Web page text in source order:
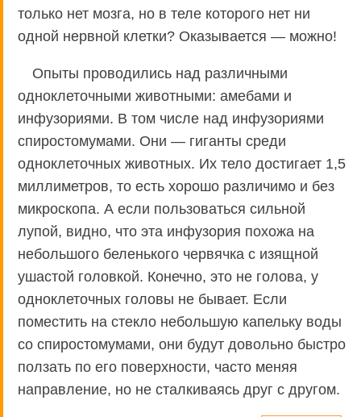
только нет мозга, но в теле которого нет ни
одной нервной клетки? Оказывается — можно!
Опыты проводились над различными
одноклеточными животными: амебами и
инфузориями. В том числе над инфузориями
спиростомумами. Они — гиганты среди
одноклеточных животных. Их тело достигает 1,5
миллиметров, то есть хорошо различимо и без
микроскопа. А если пользоваться сильной
лупой, видно, что эта инфузория похожа на
небольшого беленького червячка с изящной
ушастой головкой. Конечно, это не голова, у
одноклеточных головы не бывает. Если
поместить на стекло небольшую капельку воды
со спиростомумами, они будут довольно быстро
ползать по его поверхности, часто меняя
направление, но не сталкиваясь друг с другом.